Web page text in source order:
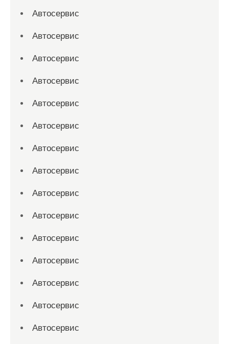
Автосервис
Автосервис
Автосервис
Автосервис
Автосервис
Автосервис
Автосервис
Автосервис
Автосервис
Автосервис
Автосервис
Автосервис
Автосервис
Автосервис
Автосервис